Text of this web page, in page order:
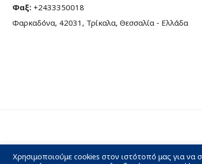
Φαξ: +2433350018
Φαρκαδόνα, 42031, Τρίκαλα, Θεσσαλία - Ελλάδα
Χρησιμοποιούμε cookies στον ιστότοπό μας για να